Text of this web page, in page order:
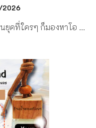
2026
นยุคที่ใครๆ ก็มองหาโอ …